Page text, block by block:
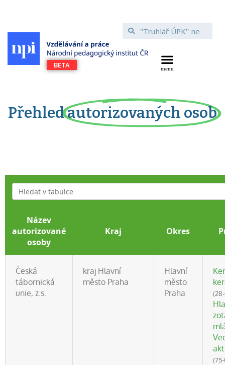
Přehledautorizovaných osob
Název
autorizované
osoby
Kraj Okres
Česká
tábornická
unie, z.s.
kraj Hlavní
město Praha
Hlavní
město
Praha